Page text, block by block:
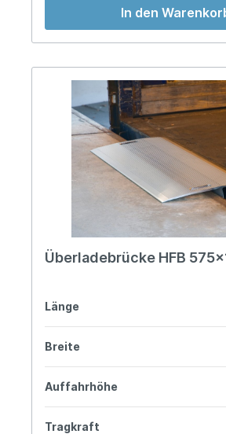
In den
Überladebrücke HFB
Länge
Breite
Auffahrhöhe
Tragkraft